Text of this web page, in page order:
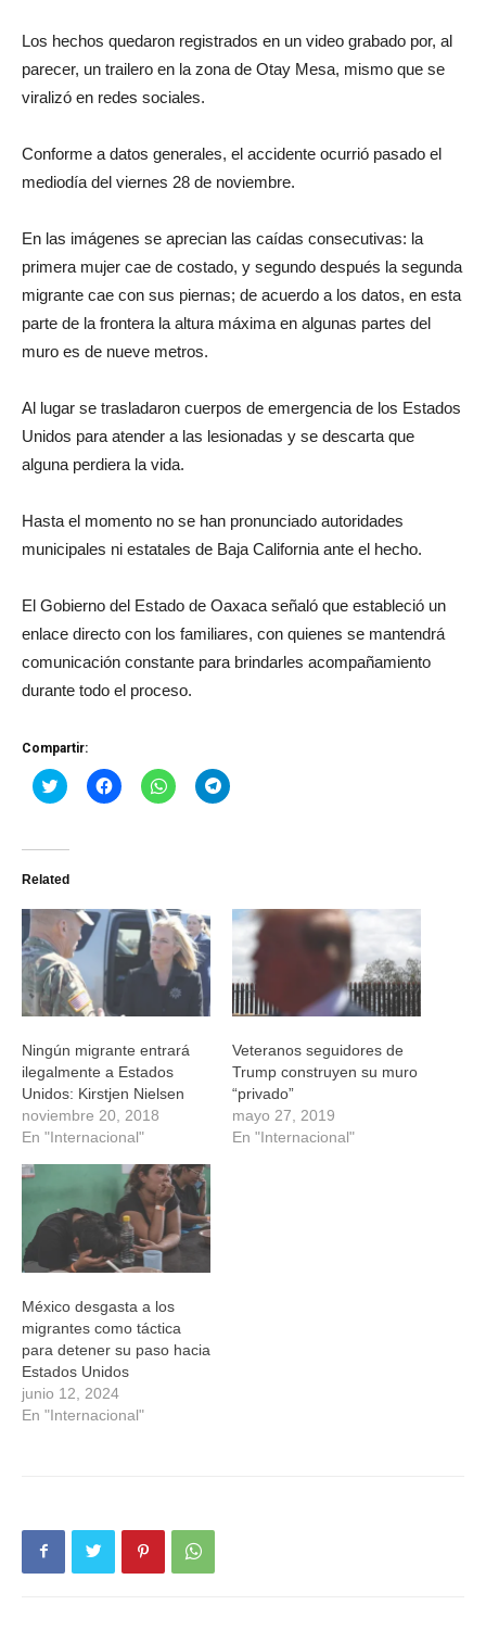
Los hechos quedaron registrados en un video grabado por, al
parecer, un trailero en la zona de Otay Mesa, mismo que se
viralizó en redes sociales.
Conforme a datos generales, el accidente ocurrió pasado el
mediodía del viernes 28 de noviembre.
En las imágenes se aprecian las caídas consecutivas: la
primera mujer cae de costado, y segundo después la segunda
migrante cae con sus piernas; de acuerdo a los datos, en esta
parte de la frontera la altura máxima en algunas partes del
muro es de nueve metros.
Al lugar se trasladaron cuerpos de emergencia de los Estados
Unidos para atender a las lesionadas y se descarta que
alguna perdiera la vida.
Hasta el momento no se han pronunciado autoridades
municipales ni estatales de Baja California ante el hecho.
El Gobierno del Estado de Oaxaca señaló que estableció un
enlace directo con los familiares, con quienes se mantendrá
comunicación constante para brindarles acompañamiento
durante todo el proceso.
Compartir:
Haz
clic
Twitter
abre
una
ventana
nueva)
Haz
clic
una
ventana
nueva)
Haz
clic
una
ventana
nueva)
Haz
clic
una
ventana
nueva)
Related
Ningún migrante entrará
ilegalmente a Estados
Unidos: Kirstjen Nielsen
noviembre 20, 2018
En "Internacional"
Veteranos seguidores de
Trump construyen su muro
“privado”
mayo 27, 2019
En "Internacional"
México desgasta a los
migrantes como táctica
para detener su paso hacia
Estados Unidos
junio 12, 2024
En "Internacional"